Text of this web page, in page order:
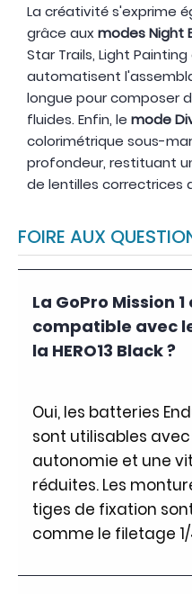
La créativité s'exprime
grâce auxmodes Night
Star Trails, Light
automatisent
longue pour composer
fluides. Enfin, le mode
colorimétrique sous-
profondeur, restituant
de lentilles correctrices
FOIRE AUX
La GoPro Mission
compatible avec
la HERO13 Black ?
Oui, les batteries
sont utilisables avec
autonomie et une
réduites. Les
tiges de fixation
comme le filetage